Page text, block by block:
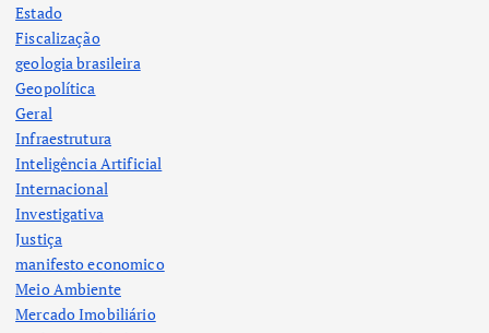
Estado
Fiscalização
geologia brasileira
Geopolítica
Geral
Infraestrutura
Inteligência Artificial
Internacional
Investigativa
Justiça
manifesto economico
Meio Ambiente
Mercado Imobiliário